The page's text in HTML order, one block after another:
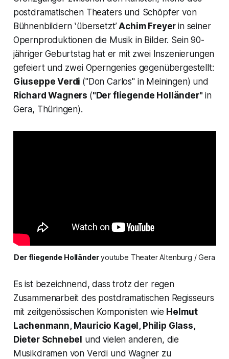
postdramatischen Theaters und Schöpfer von
Bühnenbildern ʽübersetztʼAchim Freyerin seiner
Opernproduktionen die Musik in Bilder. Sein 90-
jähriger Geburtstag hat er mit zwei Inszenierungen
gefeiert und zwei Operngenies gegenübergestellt:
Giuseppe Verdi ("Don Carlos"in Meiningen) und
Richard Wagners ("Der fliegende Holländer" in
Gera, Thüringen).
Der fliegende Holländer youtube Theater Altenburg / Gera
Es ist bezeichnend, dass trotz der regen
Zusammenarbeit des postdramatischen Regisseurs
mit zeitgenössischen Komponisten wie Helmut
Lachenmann, Mauricio Kagel, Philip Glass,
Dieter Schnebel und vielen anderen, die
Musikdramen von Verdi und Wagner zu